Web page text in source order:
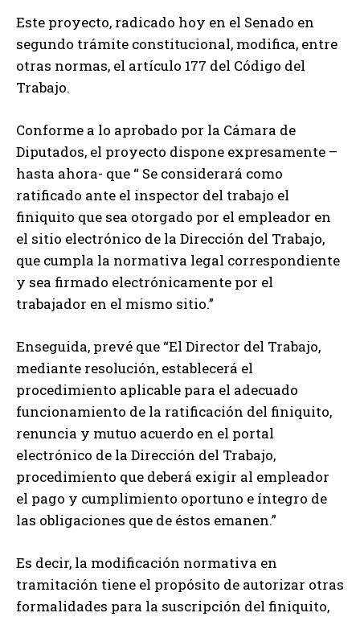
Este proyecto, radicado hoy en el Senado en
segundo trámite constitucional, modifica, entre
otras normas, el artículo 177 del Código del
Trabajo.
Conforme a lo aprobado por la Cámara de
Diputados, el proyecto dispone expresamente –
hasta ahora- que “ Se considerará como
ratificado ante el inspector del trabajo el
finiquito que sea otorgado por el empleador en
el sitio electrónico de la Dirección del Trabajo,
que cumpla la normativa legal correspondiente
y sea firmado electrónicamente por el
trabajador en el mismo sitio.”
Enseguida, prevé que “El Director del Trabajo,
mediante resolución, establecerá el
procedimiento aplicable para el adecuado
funcionamiento de la ratificación del finiquito,
renuncia y mutuo acuerdo en el portal
electrónico de la Dirección del Trabajo,
procedimiento que deberá exigir al empleador
el pago y cumplimiento oportuno e íntegro de
las obligaciones que de éstos emanen.”
Es decir, la modificación normativa en
tramitación tiene el propósito de autorizar otras
formalidades para la suscripción del finiquito,